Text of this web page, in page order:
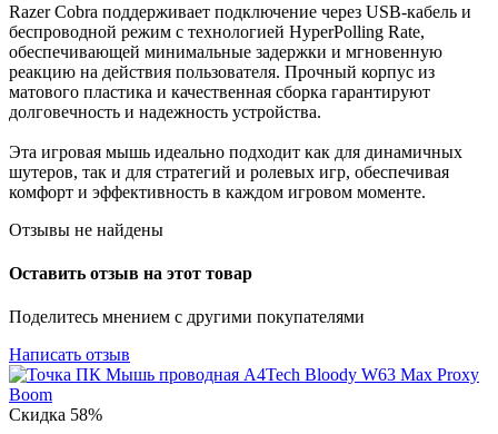
Razer Cobra поддерживает подключение через USB-кабель и
беспроводной режим с технологией HyperPolling Rate,
обеспечивающей минимальные задержки и мгновенную
реакцию на действия пользователя. Прочный корпус из
матового пластика и качественная сборка гарантируют
долговечность и надежность устройства.
Эта игровая мышь идеально подходит как для динамичных
шутеров, так и для стратегий и ролевых игр, обеспечивая
комфорт и эффективность в каждом игровом моменте.
Отзывы не найдены
Оставить отзыв на этот товар
Поделитесь мнением с другими покупателями
Написать отзыв
Скидка 58%